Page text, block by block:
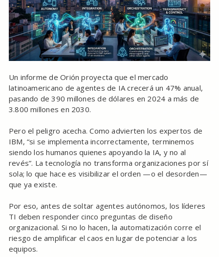
Un informe de Orión proyecta que el mercado
latinoamericano de agentes de IA crecerá un 47% anual,
pasando de 390 millones de dólares en 2024 a más de
3.800 millones en 2030.
Pero el peligro acecha. Como advierten los expertos de
IBM, “si se implementa incorrectamente, terminemos
siendo los humanos quienes apoyando la IA, y no al
revés”. La tecnología no transforma organizaciones por sí
sola; lo que hace es visibilizar el orden —o el desorden—
que ya existe.
Por eso, antes de soltar agentes autónomos, los líderes
TI deben responder cinco preguntas de diseño
organizacional. Si no lo hacen, la automatización corre el
riesgo de amplificar el caos en lugar de potenciar a los
equipos.